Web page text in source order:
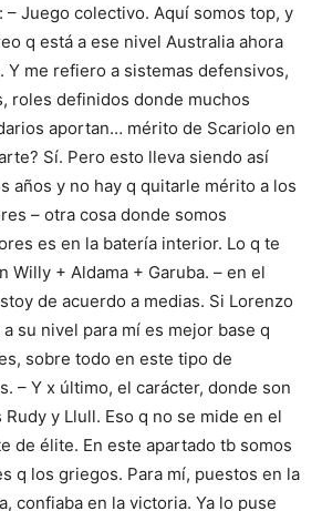
– Juego colectivo. Aquí somos top, y
q está a ese nivel Australia ahora
Y me refiero a sistemas defensivos,
roles definidos donde muchos
aportan… mérito de Scariolo en
Sí. Pero esto lleva siendo así
años y no hay q quitarle mérito a los
– otra cosa donde somos
es en la batería interior. Lo q te
Willy + Aldama + Garuba. – en el
de acuerdo a medias. Si Lorenzo
su nivel para mí es mejor base q
sobre todo en este tipo de
– Y x último, el carácter, donde son
Rudy y Llull. Eso q no se mide en el
de élite. En este apartado tb somos
q los griegos. Para mí, puestos en la
confiaba en la victoria. Ya lo puse